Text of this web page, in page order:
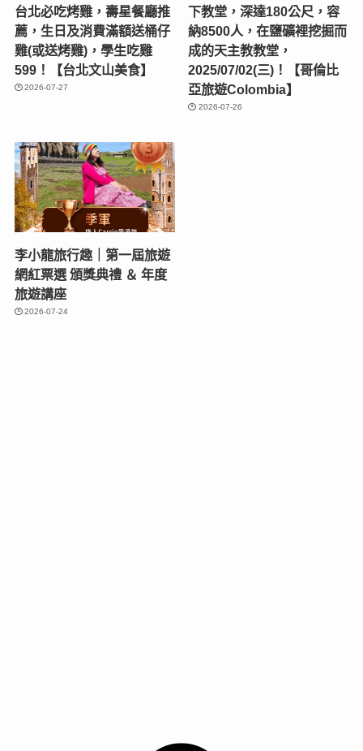
台北必吃烤雞，壽星餐廳推
薦，生日及消費滿額送桶仔
雞(或送烤雞)，學生吃雞
599！【台北文山美食】
2026-07-27
下教堂，深達180公尺，容
納8500人，在鹽礦裡挖掘而
成的天主教教堂，
2025/07/02(三)！【哥倫比
亞旅遊Colombia】
2026-07-26
李小龍旅行趣｜第一屆旅遊
網紅票選 頒獎典禮 ＆ 年度
旅遊講座
2026-07-24